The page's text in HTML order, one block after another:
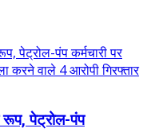
रूप, पेट्रोल-पंप